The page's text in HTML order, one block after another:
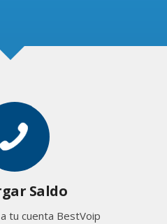
Saldo
tu cuenta BestVoip